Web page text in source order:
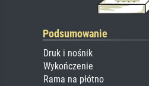
Podsumowanie
Druk i nośnik
Wykończenie
Rama na płótno